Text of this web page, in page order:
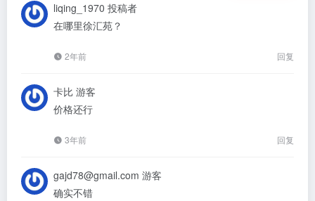
liqing_1970 投稿者
在哪里徐汇苑？
2年前 回复
卡比 游客
价格还行
3年前 回复
gajd78@gmail.com 游客
确实不错